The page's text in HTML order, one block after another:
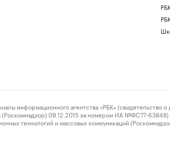
агентства «РБК» (свидетельство о
09.12.2015 за номером ИА №ФС77-63848)
технологий и массовых коммуникаций